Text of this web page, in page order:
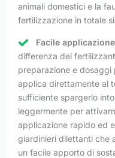
animali domestici e la
fertilizzazione in totale
Facile
differenza dei
preparazione e
applica direttamente al
sufficiente spargerlo
leggermente per
applicazione rapido ed
giardinieri dilettanti che
un facile apporto di